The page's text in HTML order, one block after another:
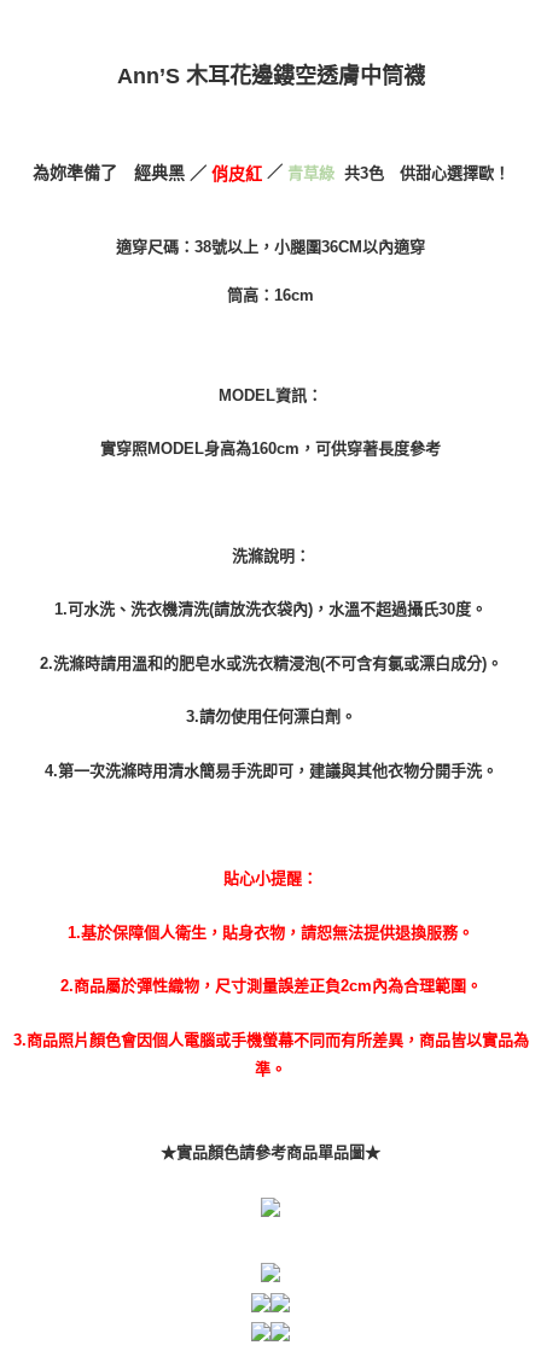
２．關於個人資料處理事宜，請瀏覽以下網址：
任。
４．使用「AFTEE先享後付」時，將依據個別帳號之用戶狀況，依本公司即
５．嚴禁一人註冊多個帳號或使用他人資訊註冊。若發現惡意使用之情形，
每筆NT$100，滿NT$999(含以上)免運費
每筆NT$100，滿NT$999(含以上)免運費
國家/地區配送(限中國大陸地區)
Ann’S 木耳花邊鏤空透膚中筒襪
為妳準備了 經典黑 ／ 俏皮紅 ／ 青草綠 共3色 供甜心選擇歐！
適穿尺碼：38號以上，小腿圍36CM以內適穿
筒高：16cm
MODEL資訊：
實穿照MODEL身高為160cm，可供穿著長度參考
洗滌說明：
1.可水洗、洗衣機清洗(請放洗衣袋內)，水溫不超過攝氏30度。
2.洗滌時請用溫和的肥皂水或洗衣精浸泡(不可含有氯或漂白成分)。
3.請勿使用任何漂白劑。
4.第一次洗滌時用清水簡易手洗即可，建議與其他衣物分開手洗。
貼心小提醒：
1.基於保障個人衛生，貼身衣物，請恕無法提供退換服務。
2.商品屬於彈性織物，尺寸測量誤差正負2cm內為合理範圍。
3.商品照片顏色會因個人電腦或手機螢幕不同而有所差異，商品皆以實品為
準。
★實品顏色請參考商品單品圖★